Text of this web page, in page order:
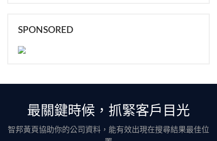
SPONSORED
最關鍵時候，抓緊客戶目光
智邦黃頁協助你的公司資料，能有效出現在搜尋結果最佳位